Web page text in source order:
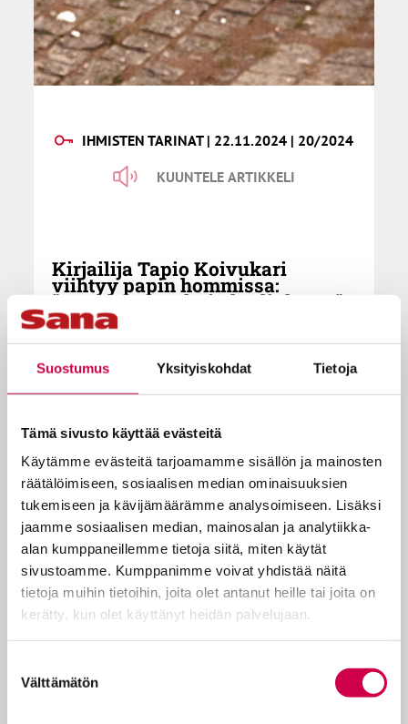
Suostumus Yksityiskohdat Tietoja
Tämä sivusto käyttää evästeitä
Käytämme evästeitä tarjoamamme sisällön ja mainosten
räätälöimiseen, sosiaalisen median ominaisuuksien
tukemiseen ja kävijämäärämme analysoimiseen. Lisäksi
jaamme sosiaalisen median, mainosalan ja analytiikka-
alan kumppaneillemme tietoja siitä, miten käytät
sivustoamme. Kumppanimme voivat yhdistää näitä
tietoja muihin tietoihin, joita olet antanut heille tai joita on
kerätty, kun olet käyttänyt heidän palvelujaan.
valinta
Välttämätön
IHMISTEN TARINAT | 22.11.2024 | 20/2024
KUUNTELE ARTIKKELI
Kirjailija Tapio Koivukari
viihtyy papin hommissa:
”Hauskempaa kuin luulinkaan!”
Tapio Koivukari valmistui teologiksi
vihittiin vuonna 2023, 63-vuotiaana.
Siinä välissä hän kirjoitti tusinan
romaaneja, pokkasi niistä palkintoja
ja suomensi kolmisenkymmentä
kirjaa. Elämänsä hän sai raiteilleen
Islannissa.
työskentelee kotikaupungissaan, Rauman